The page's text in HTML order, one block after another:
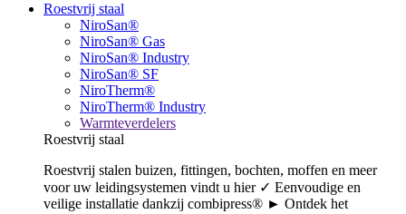
Roestvrij staal
NiroSan®
NiroSan® Gas
NiroSan® Industry
NiroSan® SF
NiroTherm®
NiroTherm® Industry
Warmteverdelers
Roestvrij staal
Roestvrij stalen buizen, fittingen, bochten, moffen en meer
voor uw leidingsystemen vindt u hier ✓ Eenvoudige en
veilige installatie dankzij combipress® ► Ontdek het